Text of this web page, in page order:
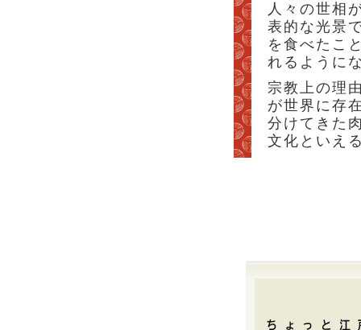
人々の世相
表的な光景
を食べたこ
れるように
宗教上の理
が世界に存
分けてきた
文化といえ